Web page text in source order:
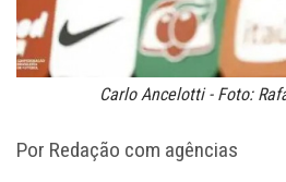
Carlo Ancelotti - Foto:
Por Redação com agências